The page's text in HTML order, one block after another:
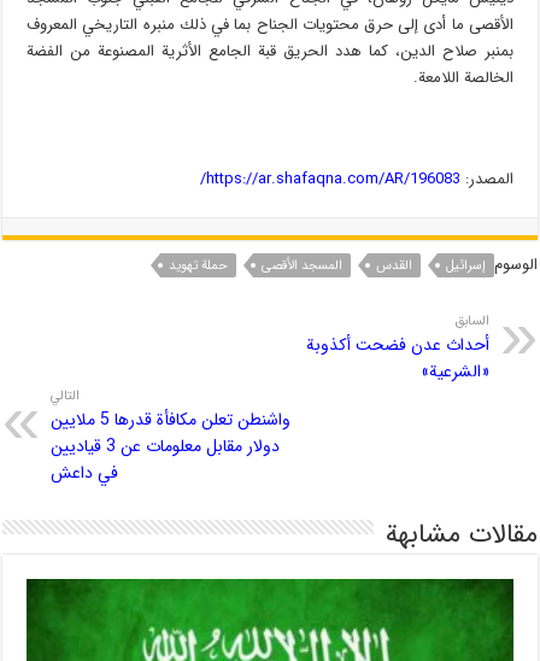
الأقصى ما أدى إلى حرق محتويات الجناح بما في ذلك منبره التاريخي المعروف
بمنبر صلاح الدين، كما هدد الحريق قبة الجامع الأثرية المصنوعة من الفضة
الخالصة اللامعة.
المصدر: https://ar.shafaqna.com/AR/196083/
الوسوم إسرائیل القدس المسجد الأقصى حملة تهويد
السابق
أحداث عدن فضحت أكذوبة
«الشرعية»
التالي
واشنطن تعلن مكافأة قدرها 5 ملايين
دولار مقابل معلومات عن 3 قياديين
في داعش
مقالات مشابهة